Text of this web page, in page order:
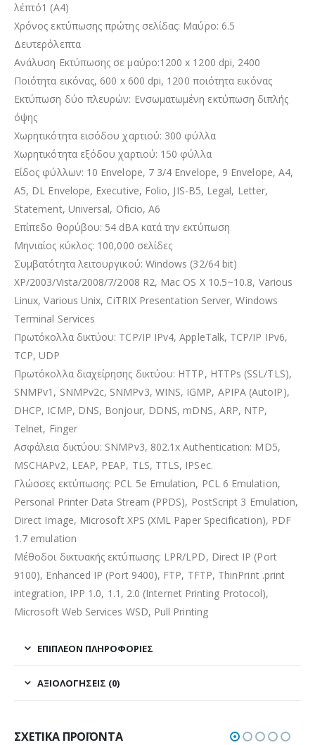
λέπτό1 (A4)
Χρόνος εκτύπωσης πρώτης σελίδας: Μαύρο: 6.5
Δευτερόλεπτα
Ανάλυση Εκτύπωσης σε μαύρο:1200 x 1200 dpi, 2400
Ποιότητα εικόνας, 600 x 600 dpi, 1200 ποιότητα εικόνας
Εκτύπωση δύο πλευρών: Ενσωματωμένη εκτύπωση διπλής
όψης
Χωρητικότητα εισόδου χαρτιού: 300 φύλλα
Χωρητικότητα εξόδου χαρτιού: 150 φύλλα
Είδος φύλλων: 10 Envelope, 7 3/4 Envelope, 9 Envelope, A4,
A5, DL Envelope, Executive, Folio, JIS-B5, Legal, Letter,
Statement, Universal, Oficio, A6
Επίπεδο θορύβου: 54 dBA κατά την εκτύπωση
Μηνιαίος κύκλος: 100,000 σελίδες
Συμβατότητα λειτουργικού: Windows (32/64 bit)
XP/2003/Vista/2008/7/2008 R2, Mac OS X 10.5~10.8, Various
Linux, Various Unix, CiTRIX Presentation Server, Windows
Terminal Services
Πρωτόκολλα δικτύου: TCP/IP IPv4, AppleTalk, TCP/IP IPv6,
TCP, UDP
Πρωτόκολλα διαχείρησης δικτύου: HTTP, HTTPs (SSL/TLS),
SNMPv1, SNMPv2c, SNMPv3, WINS, IGMP, APIPA (AutoIP),
DHCP, ICMP, DNS, Bonjour, DDNS, mDNS, ARP, NTP,
Telnet, Finger
Ασφάλεια δικτύου: SNMPv3, 802.1x Authentication: MD5,
MSCHAPv2, LEAP, PEAP, TLS, TTLS, IPSec.
Γλώσσες εκτύπωσης: PCL 5e Emulation, PCL 6 Emulation,
Personal Printer Data Stream (PPDS), PostScript 3 Emulation,
Direct Image, Microsoft XPS (XML Paper Specification), PDF
1.7 emulation
Μέθοδοι δικτυακής εκτύπωσης: LPR/LPD, Direct IP (Port
9100), Enhanced IP (Port 9400), FTP, TFTP, ThinPrint .print
integration, IPP 1.0, 1.1, 2.0 (Internet Printing Protocol),
Microsoft Web Services WSD, Pull Printing
ΕΠΙΠΛΈΟΝ ΠΛΗΡΟΦΟΡΊΕΣ
ΑΞΙΟΛΟΓΉΣΕΙΣ (0)
ΣΧΕΤΙΚΆ ΠΡΟΪΌΝΤΑ